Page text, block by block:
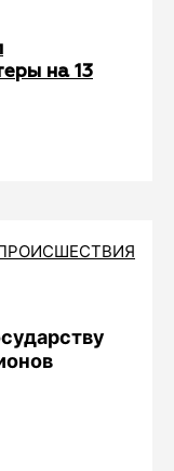
на 13